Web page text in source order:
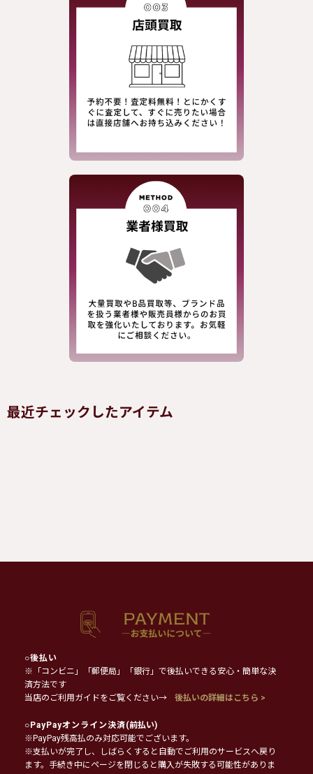
最近チェックしたアイテム
○後払い
※「コンビニ」「郵便局」「銀行」で後払いできる安心・簡単な決
済方法です
当店のご利用ガイドをご覧ください→
後払いの詳細はこちら >
○PayPayオンライン決済(前払い)
※PayPay残高払のみ対応可能でございます。
※支払いが完了し、しばらくすると自動でご利用のサービスへ戻り
ます。手続き中にページを閉じると購入が失敗する可能性がありま